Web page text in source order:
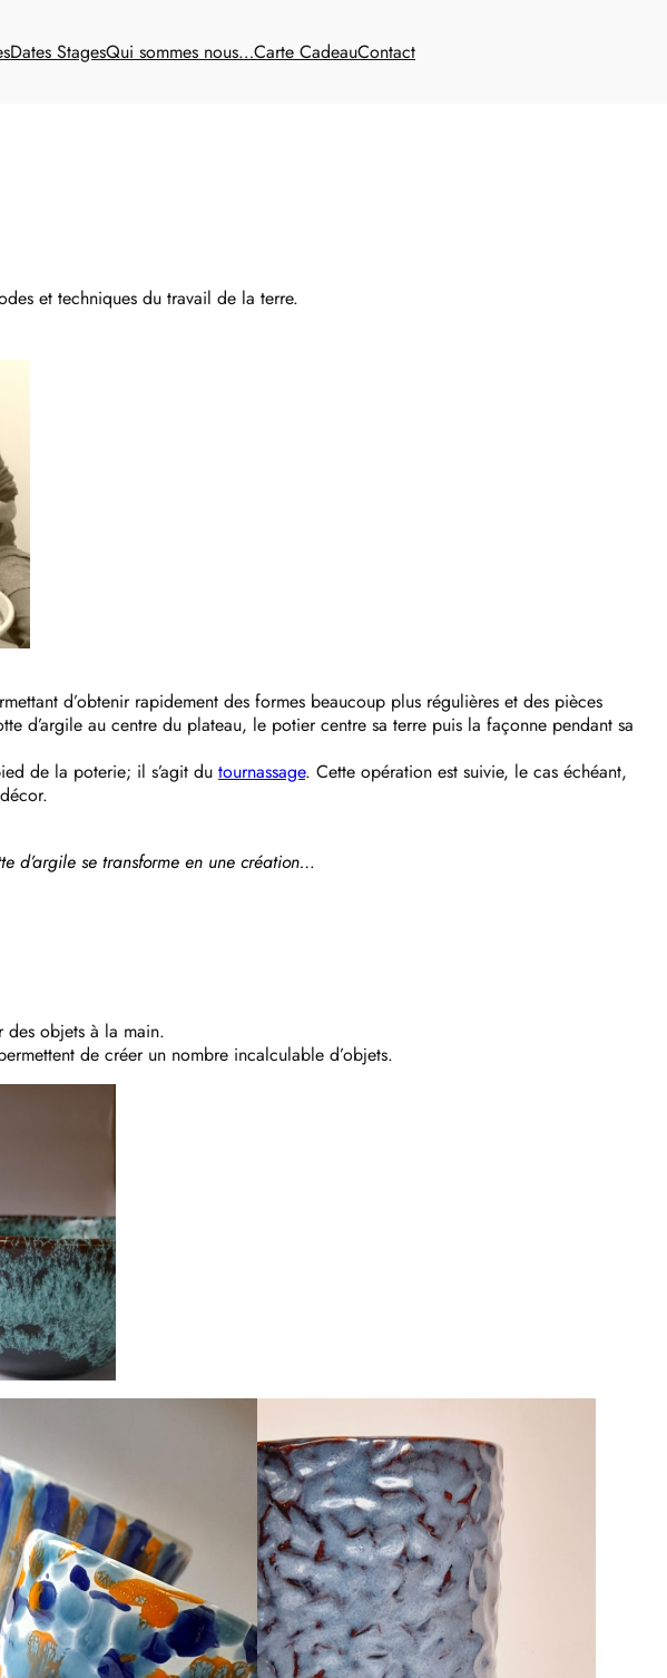
Dates StagesQui sommes nous…Carte CadeauContact
et techniques du travail de la terre.
d’obtenir rapidement des formes beaucoup plus régulières et des pièces
d’argile au centre du plateau, le potier centre sa terre puis la façonne pendant sa
de la poterie; il s’agit du tournassage. Cette opération est suivie, le cas échéant,
d’argile se transforme en une création…
des objets à la main.
de créer un nombre incalculable d’objets.